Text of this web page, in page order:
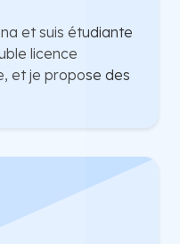
et suis étudiante
licence
et je propose des